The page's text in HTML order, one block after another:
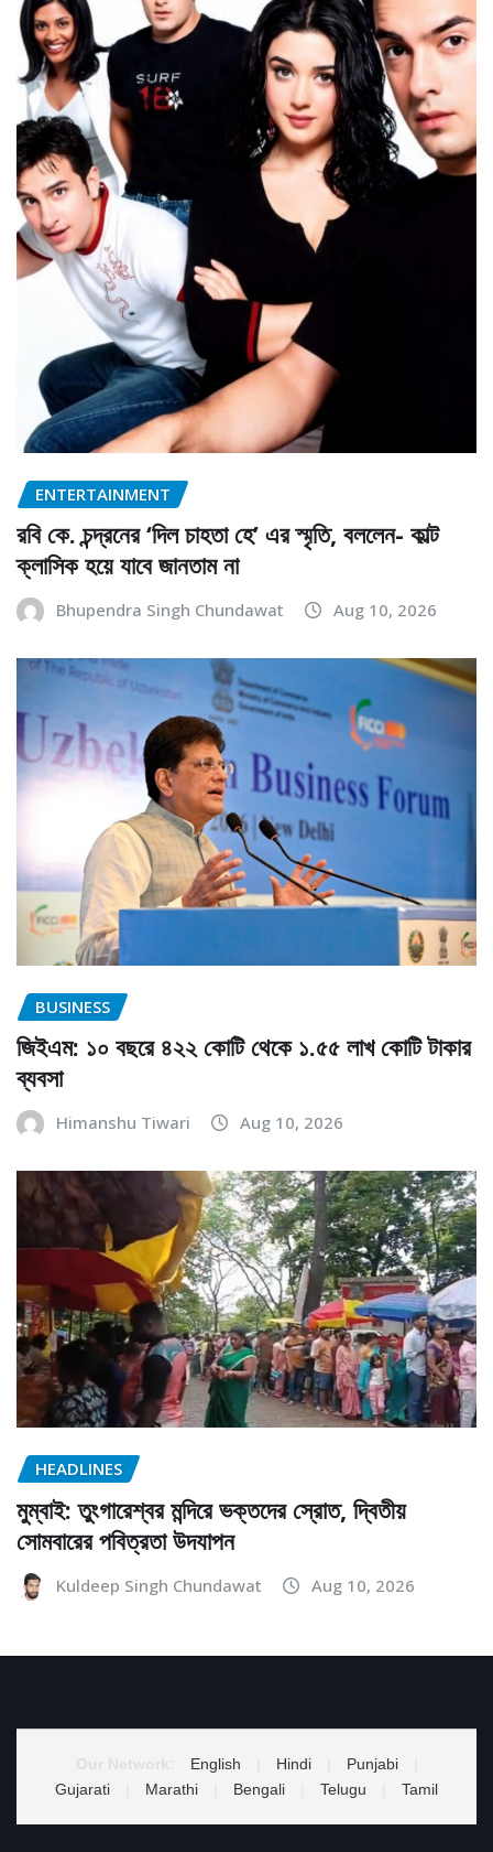
ENTERTAINMENT
রবি কে. চন্দ্রনের ‘দিল চাহতা হে’ এর স্মৃতি, বললেন- কাল্ট
ক্লাসিক হয়ে যাবে জানতাম না
Bhupendra Singh Chundawat Aug 10, 2026
BUSINESS
জিইএম: ১০ বছরে ৪২২ কোটি থেকে ১.৫৫ লাখ কোটি টাকার
ব্যবসা
Himanshu Tiwari Aug 10, 2026
HEADLINES
মুম্বাই: তুংগারেশ্বর মন্দিরে ভক্তদের স্রোত, দ্বিতীয়
সোমবারের পবিত্রতা উদযাপন
Kuldeep Singh Chundawat Aug 10, 2026
English Hindi Punjabi
Gujarati
Marathi Bengali Telugu Tamil